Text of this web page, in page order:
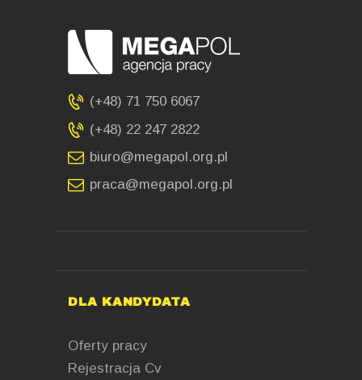
(+48) 71 750 6067
(+48) 22 247 2822
biuro@megapol.org.pl
praca@megapol.org.pl
DLA KANDYDATA
Oferty pracy
Rejestracja Cv